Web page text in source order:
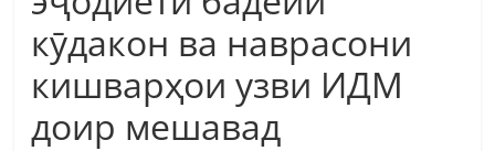
кӯдакон ва наврасони
кишварҳои узви ИДМ
доир мешавад